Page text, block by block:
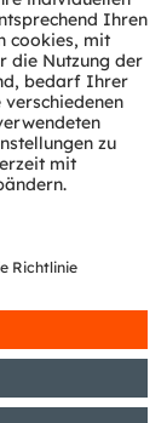
Terms of Trade